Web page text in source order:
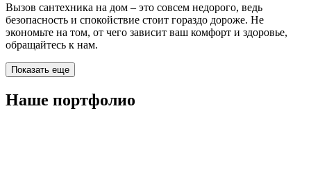
Вызов сантехника на дом – это совсем недорого, ведь
безопасность и спокойствие стоит гораздо дороже. Не
экономьте на том, от чего зависит ваш комфорт и здоровье,
обращайтесь к нам.
Показать еще
Наше портфолио